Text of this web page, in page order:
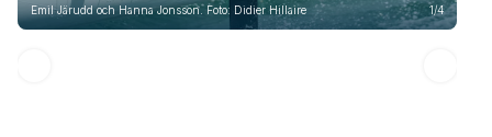
Emil Järudd och Hanna Jonsson. Foto: Didier Hillaire 1/4